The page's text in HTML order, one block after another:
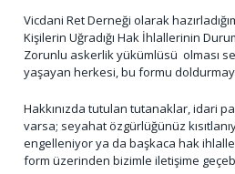
Vicdani Ret Derneği olarak
Kişilerin Uğradığı Hak İhlallerinin
Zorunlu askerlik yükümlüsü olması
yaşayan herkesi, bu formu
Hakkınızda tutulan tutanaklar, idari
varsa; seyahat özgürlüğünüz
engelleniyor ya da başkaca hak
form üzerinden bizimle iletişime